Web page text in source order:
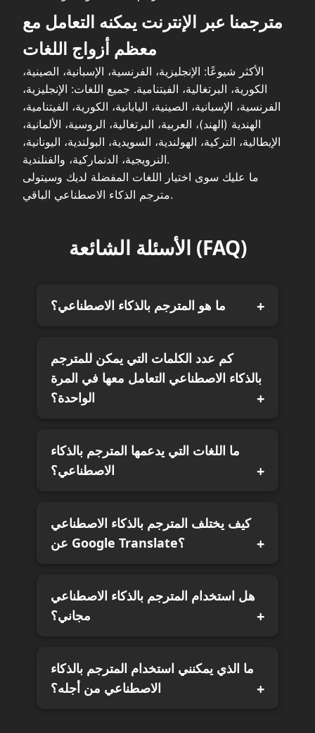
مترجمنا عبر الإنترنت يمكنه التعامل مع
معظم أزواج اللغات
الأكثر شيوعًا: الإنجليزية، الفرنسية، الإسبانية، الصينية،
الكورية، البرتغالية، الفيتنامية. جميع اللغات: الإنجليزية،
الفرنسية، الإسبانية، الصينية، اليابانية، الكورية، الفيتنامية،
الهندية (الهند)، العربية، البرتغالية، الروسية، الألمانية،
الإيطالية، التركية، الهولندية، السويدية، البولندية، اليونانية،
النرويجية، الدنماركية، والفنلندية.
ما عليك سوى اختيار اللغات المفضلة لديك وسيتولى
مترجم الذكاء الاصطناعي الباقي.
الأسئلة الشائعة (FAQ)
ما هو المترجم بالذكاء الاصطناعي؟
كم عدد الكلمات التي يمكن للمترجم
بالذكاء الاصطناعي التعامل معها في المرة
الواحدة؟
ما اللغات التي يدعمها المترجم بالذكاء
الاصطناعي؟
كيف يختلف المترجم بالذكاء الاصطناعي
عن Google Translate؟
هل استخدام المترجم بالذكاء الاصطناعي
مجاني؟
ما الذي يمكنني استخدام المترجم بالذكاء
الاصطناعي من أجله؟